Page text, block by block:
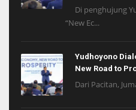
Di penghujung
“New Ec...
Yudhoyono
New Road to
Dari Pacitan,